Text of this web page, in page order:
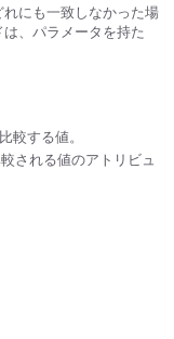
にも一致しなかった場
、パラメータを持た
較する値。
される値のアトリビュ